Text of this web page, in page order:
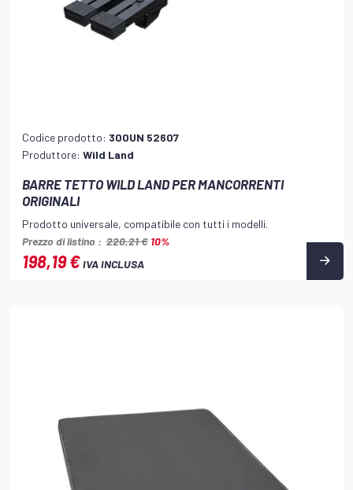
Codice prodotto: 300UN 52607
Produttore: Wild Land
BARRE TETTO WILD LAND PER MANCORRENTI
ORIGINALI
Prodotto universale, compatibile con tutti i modelli.
Prezzo di listino : 220,21 € 10%
198,19 €IVA INCLUSA